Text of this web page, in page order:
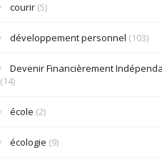
courir(5)
développement personnel (103)
Devenir Financièrement
(14)
école (2)
écologie (9)